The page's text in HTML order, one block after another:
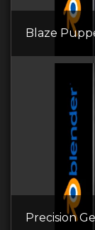
Blaze
Precision